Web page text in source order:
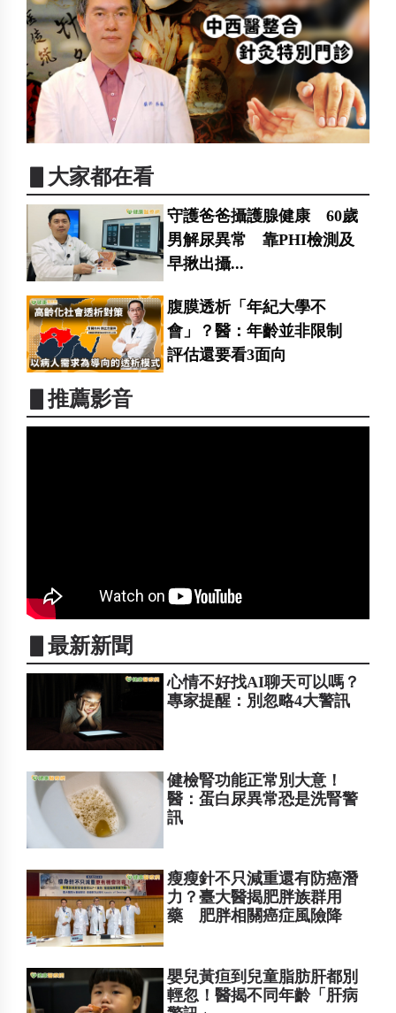
▋大家都在看
守護爸爸攝護腺健康 60歲
男解尿異常 靠PHI檢測及
早揪出攝...
腹膜透析「年紀大學不
會」？醫：年齡並非限制
評估還要看3面向
▋推薦影音
▋最新新聞
心情不好找AI聊天可以嗎？
專家提醒：別忽略4大警訊
健檢腎功能正常別大意！
醫：蛋白尿異常恐是洗腎警
訊
瘦瘦針不只減重還有防癌潛
力？臺大醫揭肥胖族群用
藥 肥胖相關癌症風險降
嬰兒黃疸到兒童脂肪肝都別
輕忽！醫揭不同年齡「肝病